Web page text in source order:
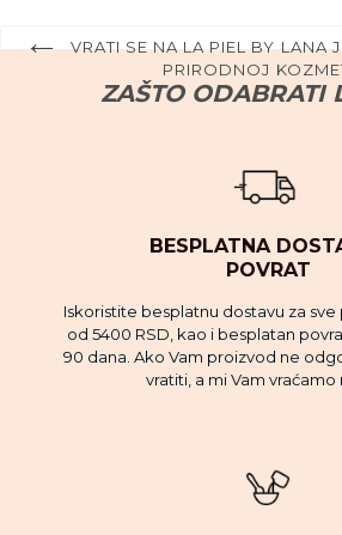
VRATI SE NA LA PIEL BY LANA
PRIRODNOJ
ZAŠTO ODABRATI
BESPLATNA
POVRAT
Iskoristite besplatnu dostavu za
od 5400 RSD, kao i besplatan
90 dana. Ako Vam proizvod ne
vratiti, a mi Vam vraćamo